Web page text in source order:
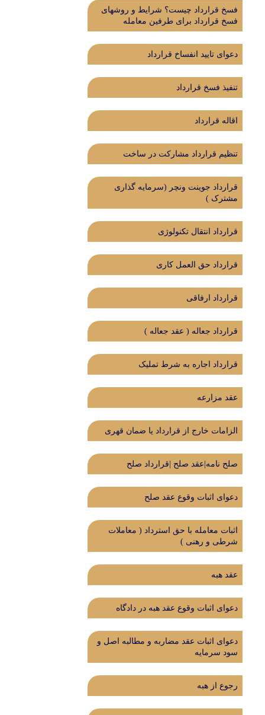
فسخ قرارداد چیست؟ شرایط و روشهای
فسخ قرارداد برای طرفین معامله
دعوای تایید انفساخ قرارداد
تنفیذ فسخ قرارداد
اقاله قرارداد
تنظیم قرارداد مشارکت در ساخت
قرارداد جوینت ونچر (سرمایه گذاری
مشترک )
قرارداد انتقال تکنولوژی
قرارداد حق العمل کاری
قرارداد ارفاقی
قرارداد جعاله ( عقد جعاله )
قرارداد اجاره به شرط تملیک
عقد مزارعه
الزامات خارج از قرارداد یا ضمان قهری
صلح نامه|عقد صلح |قرارداد صلح
دعوای اثبات وقوع عقد صلح
اثبات معامله با حق استرداد (‌ معاملات
شرطی و رهنی )‌
عقد هبه
دعوای اثبات وقوع عقد هبه در دادگاه
دعوای اثبات عقد مضاربه و مطالبه اصل و
سود سرمایه
رجوع از هبه